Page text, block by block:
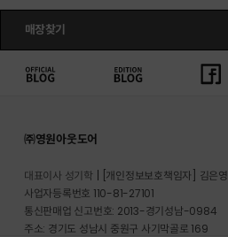
매장찾기
㈜영원아웃도어
대표이사 성기학
[개인정보보호책임자] 김은영
사업자등록번호 110-81-27101
통신판매업 신고번호: 2013-경기성남-0984
주소: 경기도 성남시 중원구 사기막골로 169